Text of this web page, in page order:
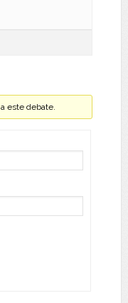
este debate.